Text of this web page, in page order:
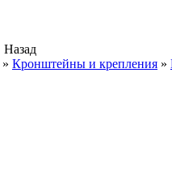
Назад
» Кронштейны и крепления »